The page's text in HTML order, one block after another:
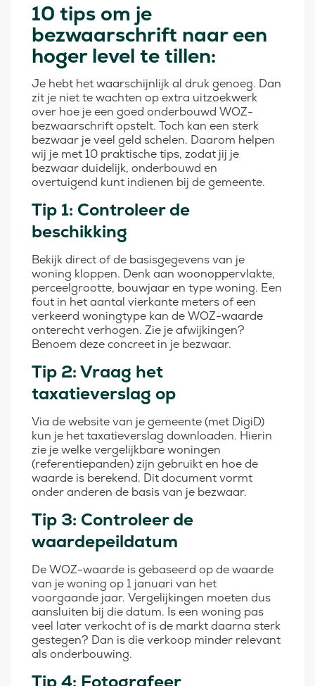
10 tips om je
bezwaarschrift naar een
hoger level te tillen:
Je hebt het waarschijnlijk al druk genoeg. Dan
zit je niet te wachten op extra uitzoekwerk
over hoe je een goed onderbouwd WOZ-
bezwaarschrift opstelt. Toch kan een sterk
bezwaar je veel geld schelen. Daarom helpen
wij je met 10 praktische tips, zodat jij je
bezwaar duidelijk, onderbouwd en
overtuigend kunt indienen bij de gemeente.
Tip 1: Controleer de
beschikking
Bekijk direct of de basisgegevens van je
woning kloppen. Denk aan woonoppervlakte,
perceelgrootte, bouwjaar en type woning. Een
fout in het aantal vierkante meters of een
verkeerd woningtype kan de WOZ-waarde
onterecht verhogen. Zie je afwijkingen?
Benoem deze concreet in je bezwaar.
Tip 2: Vraag het
taxatieverslag op
Via de website van je gemeente (met DigiD)
kun je het taxatieverslag downloaden. Hierin
zie je welke vergelijkbare woningen
(referentiepanden) zijn gebruikt en hoe de
waarde is berekend. Dit document vormt
onder anderen de basis van je bezwaar.
Tip 3: Controleer de
waardepeildatum
De WOZ-waarde is gebaseerd op de waarde
van je woning op 1 januari van het
voorgaande jaar. Vergelijkingen moeten dus
aansluiten bij die datum. Is een woning pas
veel later verkocht of is de markt daarna sterk
gestegen? Dan is die verkoop minder relevant
als onderbouwing.
Tip 4: Fotografeer